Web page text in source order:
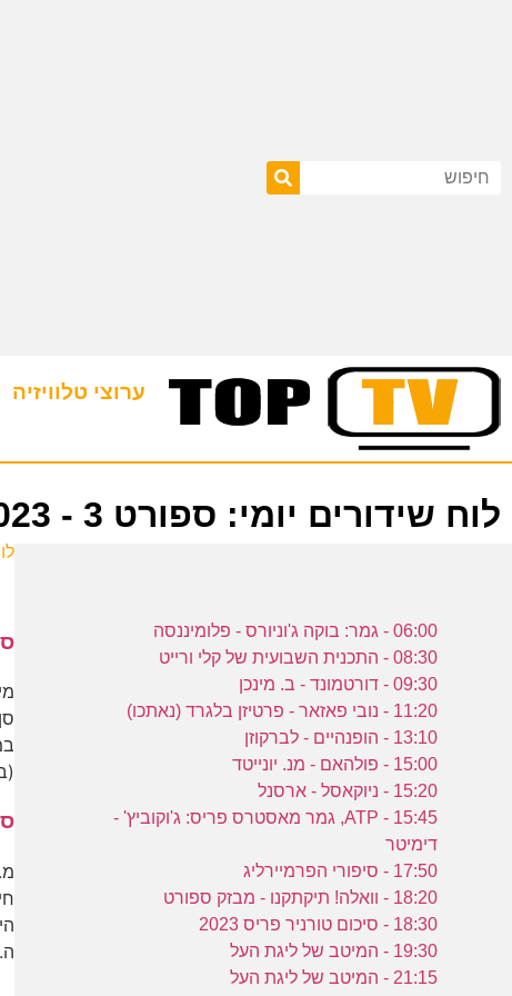
ערוצי טלוויזיה
לוח שידורים יומי: ספורט 3 - 08-11-2023
06:00 - גמר: בוקה ג'וניורס - פלומיננסה
08:30 - התכנית השבועית של קלי ורייט
09:30 - דורטמונד - ב. מינכן
11:20 - נובי פאזאר - פרטיזן בלגרד (נאתכו)
13:10 - הופנהיים - לברקוזן
15:00 - פולהאם - מנ. יונייטד
15:20 - ניוקאסל - ארסנל
15:45 - ATP, גמר מאסטרס פריס: ג'וקוביץ' -
דימיטר
17:50 - סיפורי הפרמיירליג
18:20 - וואלה! תיקתקנו - מבזק ספורט
18:30 - סיכום טורניר פריס 2023
19:30 - המיטב של ליגת העל
21:15 - המיטב של ליגת העל
ה.